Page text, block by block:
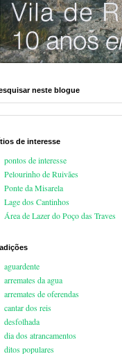
neste blogue
de interesse
pontos de interesse
Pelourinho de Ruivães
Ponte da Misarela
Lage dos Cantinhos
Área de Lazer do Poço das Traves
aguardente
arremates da agua
arremates de oferendas
cantar dos reis
desfolhada
dia dos atrancamentos
ditos populares